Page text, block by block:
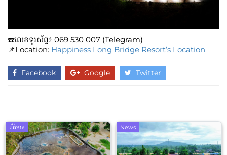
☎️លេខទូរស័ព្ទ៖​​ 069 530 007 (Telegram)
📌Location: Happiness Long Bridge Resort’s Location
Facebook Google Twitter
ព័ត៌មាន News